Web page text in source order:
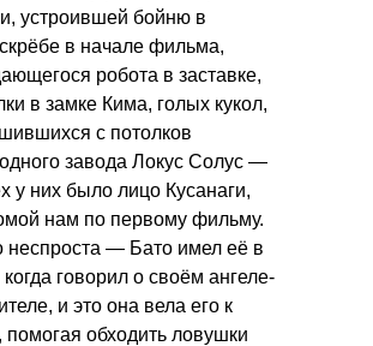
устроившей бойню в
в начале фильма,
робота в заставке,
в замке Кима, голых кукол,
с потолков
завода Локус Солус —
у них было лицо Кусанаги,
нам по первому фильму.
неспроста — Бато имел её в
когда говорил о своём ангеле-
и это она вела его к
помогая обходить ловушки